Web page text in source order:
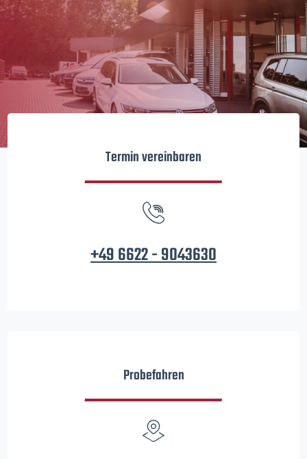
Termin vereinbaren
+49 6622 - 9043630
Probefahren